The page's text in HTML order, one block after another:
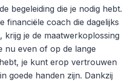
begeleiding die je nodig hebt.
financiële coach die dagelijks
krijg je de maatwerkoplossing
nu even of op de lange
je kunt erop vertrouwen
goede handen zijn. Dankzij